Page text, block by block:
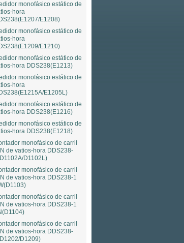
monofásico estático de
hora
E1208)
monofásico estático de
hora
E1210)
monofásico estático de
hora DDS238(E1213)
monofásico estático de
hora
E1205L)
monofásico estático de
hora DDS238(E1216)
monofásico estático de
hora DDS238(E1218)
monofásico de carril
de vatios-hora DDS238-
D1102L)
monofásico de carril
de vatios-hora DDS238-1
monofásico de carril
de vatios-hora DDS238-1
monofásico de carril
de vatios-hora DDS238-
D1209)